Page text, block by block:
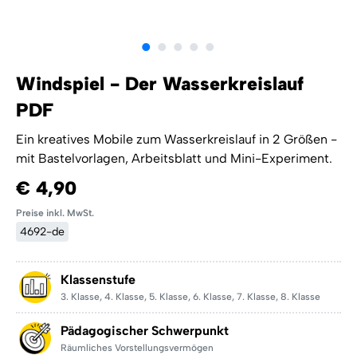
Windspiel - Der Wasserkreislauf
PDF
Ein kreatives Mobile zum Wasserkreislauf in 2 Größen -
mit Bastelvorlagen, Arbeitsblatt und Mini-Experiment.
€ 4,90
Preise inkl. MwSt.
4692-de
Klassenstufe
3. Klasse, 4. Klasse, 5. Klasse, 6. Klasse, 7. Klasse, 8. Klasse
Pädagogischer Schwerpunkt
Räumliches Vorstellungsvermögen